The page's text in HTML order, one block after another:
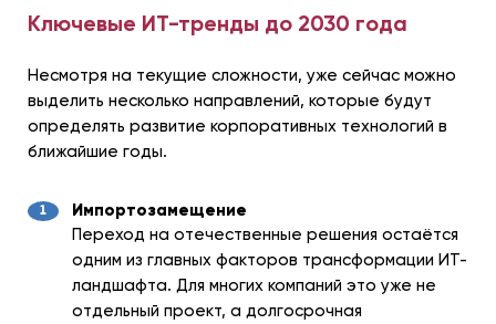
Ключевые ИТ-тренды до 2030 года
Несмотря на текущие сложности, уже сейчас можно
выделить несколько направлений, которые будут
определять развитие корпоративных технологий в
ближайшие годы.
Импортозамещение
Переход на отечественные решения остаётся
одним из главных факторов трансформации ИТ-
ландшафта. Для многих компаний это уже не
отдельный проект, а долгосрочная